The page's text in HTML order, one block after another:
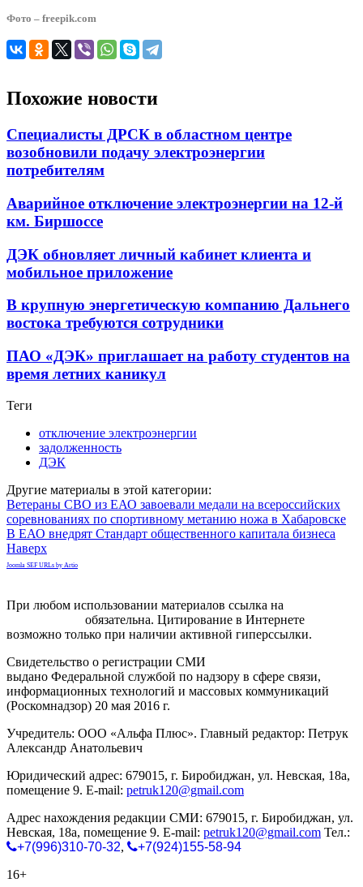
Фото – freepik.com
Похожие новости
Специалисты ДРСК в областном центре
возобновили подачу электроэнергии
потребителям
Аварийное отключение электроэнергии на 12-й
км. Биршоссе
ДЭК обновляет личный кабинет клиента и
мобильное приложение
В крупную энергетическую компанию Дальнего
востока требуются сотрудники
ПАО «ДЭК» приглашает на работу студентов на
время летних каникул
Теги
отключение электроэнергии
задолженность
ДЭК
Другие материалы в этой категории:
Ветераны СВО из ЕАО завоевали медали на всероссийских
соревнованиях по спортивному метанию ножа в Хабаровске
В ЕАО внедрят Стандарт общественного капитала бизнеса
Наверх
Joomla SEF URLs by Artio
При любом использовании материалов ссылка на
обязательна. Цитирование в Интернете
возможно только при наличии активной гиперссылки.
Свидетельство о регистрации СМИ
выдано Федеральной службой по надзору в сфере связи,
информационных технологий и массовых коммуникаций
(Роскомнадзор) 20 мая 2016 г.
Учредитель: ООО «Альфа Плюс». Главный редактор: Петрук
Александр Анатольевич
Юридический адрес: 679015, г. Биробиджан, ул. Невская, 18а,
помещение 9. E-mail: petruk120@gmail.com
Адрес нахождения редакции СМИ: 679015, г. Биробиджан, ул.
Невская, 18а, помещение 9. E-mail: petruk120@gmail.com Тел.:
+7(996)310-70-32,
+7(924)155-58-94
16+